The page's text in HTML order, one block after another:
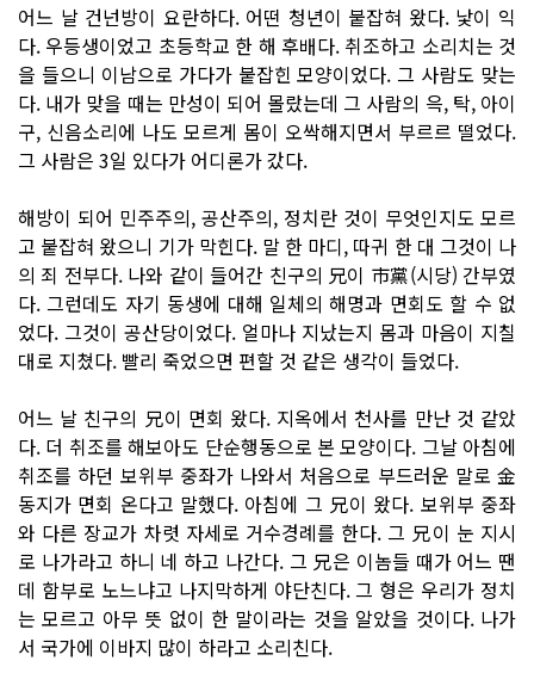
어느 날 건넌방이 요란하다. 어떤 청년이 붙잡혀 왔다. 낯이 익
다. 우등생이었고 초등학교 한 해 후배다. 취조하고 소리치는 것
을 들으니 이남으로 가다가 붙잡힌 모양이었다. 그 사람도 맞는
다. 내가 맞을 때는 만성이 되어 몰랐는데 그 사람의 윽, 탁, 아이
구, 신음소리에 나도 모르게 몸이 오싹해지면서 부르르 떨었다.
그 사람은 3일 있다가 어디론가 갔다.
해방이 되어 민주주의, 공산주의, 정치란 것이 무엇인지도 모르
고 붙잡혀 왔으니 기가 막힌다. 말 한 마디, 따귀 한 대 그것이 나
의 죄 전부다. 나와 같이 들어간 친구의 兄이 市黨(시당) 간부였
다. 그런데도 자기 동생에 대해 일체의 해명과 면회도 할 수 없
었다. 그것이 공산당이었다. 얼마나 지났는지 몸과 마음이 지칠
대로 지쳤다. 빨리 죽었으면 편할 것 같은 생각이 들었다.
어느 날 친구의 兄이 면회 왔다. 지옥에서 천사를 만난 것 같았
다. 더 취조를 해보아도 단순행동으로 본 모양이다. 그날 아침에
취조를 하던 보위부 중좌가 나와서 처음으로 부드러운 말로 金
동지가 면회 온다고 말했다. 아침에 그 兄이 왔다. 보위부 중좌
와 다른 장교가 차렷 자세로 거수경례를 한다. 그 兄이 눈 지시
로 나가라고 하니 네 하고 나간다. 그 兄은 이놈들 때가 어느 땐
데 함부로 노느냐고 나지막하게 야단친다. 그 형은 우리가 정치
는 모르고 아무 뜻 없이 한 말이라는 것을 알았을 것이다. 나가
서 국가에 이바지 많이 하라고 소리친다.